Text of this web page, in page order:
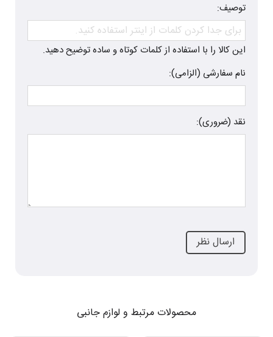
توصیف:
این کالا را با استفاده از کلمات کوتاه و ساده توضیح دهید.
نام سفارشی (الزامی):
نقد (ضروری):
محصولات مرتبط و لوازم جانبی